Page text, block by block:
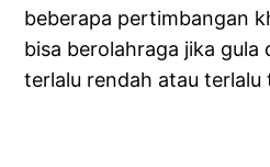
beberapa pertimbangan
bisa berolahraga jika gula
terlalu rendah atau terlalu